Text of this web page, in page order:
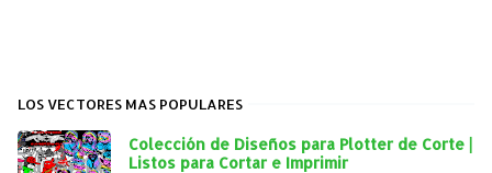
LOS VECTORES MAS POPULARES
Colección de Diseños para Plotter de Corte |
Listos para Cortar e Imprimir